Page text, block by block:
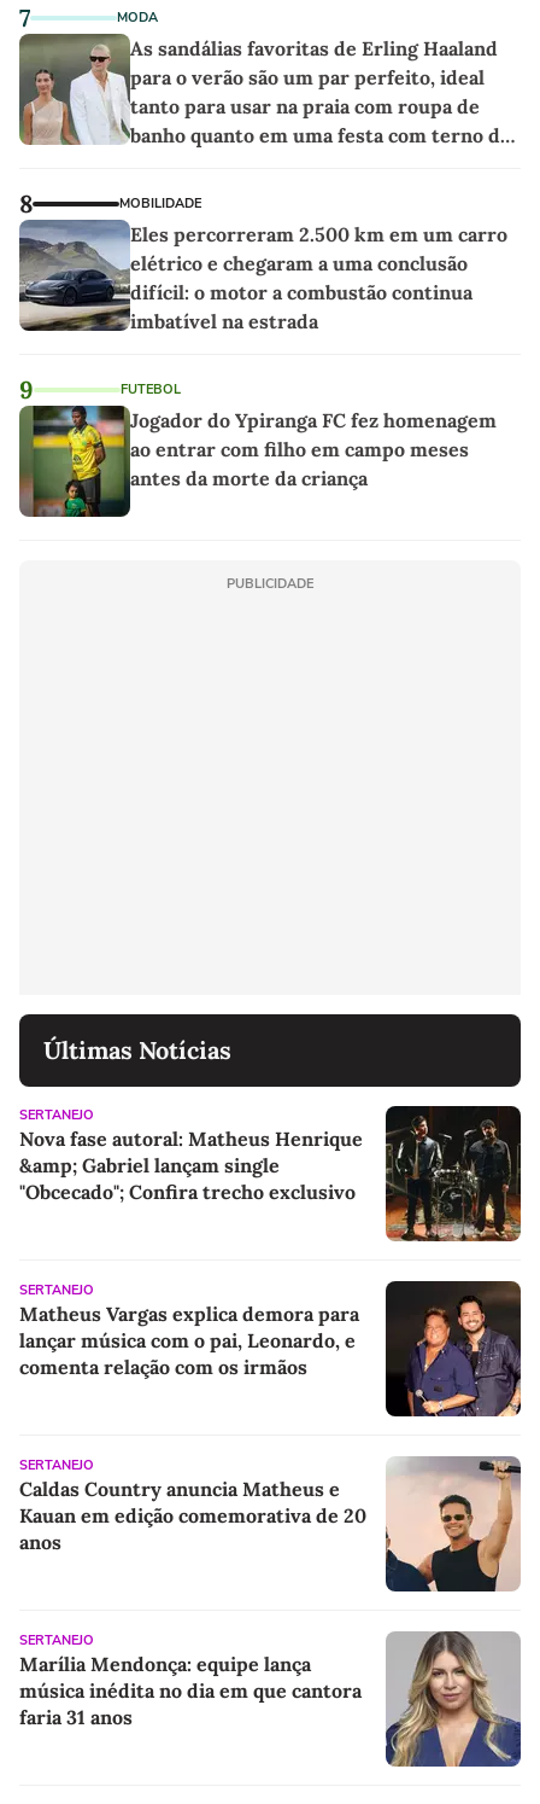
7 MODA
As sandálias favoritas de Erling Haaland
para o verão são um par perfeito, ideal
tanto para usar na praia com roupa de
banho quanto em uma festa com terno de
8 MOBILIDADE
Eles percorreram 2.500 km em um carro
elétrico e chegaram a uma conclusão
difícil: o motor a combustão continua
imbatível na estrada
9 FUTEBOL
Jogador do Ypiranga FC fez homenagem
ao entrar com filho em campo meses
antes da morte da criança
PUBLICIDADE
Últimas Notícias
SERTANEJO
Nova fase autoral: Matheus Henrique
&amp; Gabriel lançam single
"Obcecado"; Confira trecho exclusivo
SERTANEJO
Matheus Vargas explica demora para
lançar música com o pai, Leonardo, e
comenta relação com os irmãos
SERTANEJO
Caldas Country anuncia Matheus e
Kauan em edição comemorativa de 20
anos
SERTANEJO
Marília Mendonça: equipe lança
música inédita no dia em que cantora
faria 31 anos